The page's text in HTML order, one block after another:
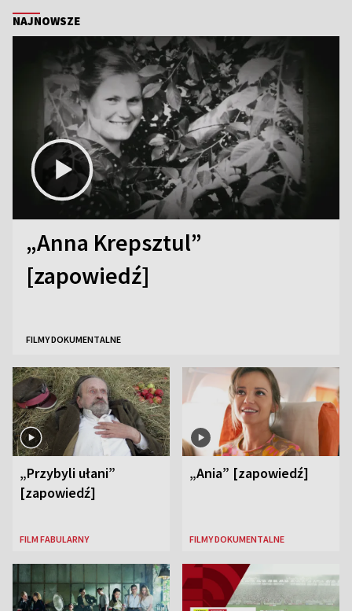
NAJNOWSZE
„Anna Krepsztul”
[zapowiedź]
FILMY DOKUMENTALNE
„Przybyli ułani”
[zapowiedź]
FILM FABULARNY
„Ania” [zapowiedź]
FILMY DOKUMENTALNE